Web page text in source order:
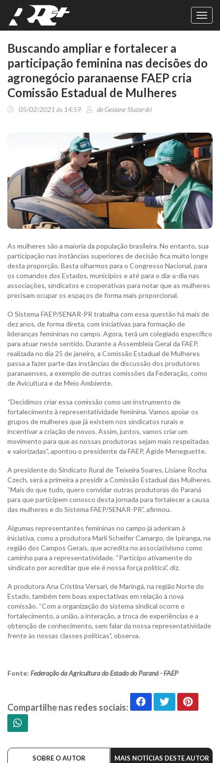
Buscando ampliar e fortalecer a
participação feminina nas decisões do
agronegócio paranaense FAEP cria
Comissão Estadual de Mulheres
05/02/2021 às 14:59 de Gesiane Sluzarski
As mulheres são a maioria da população brasileira. No entanto, sua
participação nas instâncias superiores de decisão fica muito longe
desta proporção. Basta olharmos para o Congresso Nacional, para
os comandos dos Estados, municípios e até para o dia-a-dia nas
associações, sindicatos e cooperativas para notar que as mulheres
precisam ocupar os espaços de forma mais proporcional.
O Sistema FAEP/SENAR-PR trabalha com essa questão há mais de
dez anos, de forma direta, com iniciativas para formação de
lideranças femininas no campo. Agora, terá um colegiado específico
para atuar neste sentido. Durante a Assembleia Geral da FAEP,
realizada no dia 25 de janeiro, a Comissão Estadual de Mulheres
passa a fazer parte das instâncias de discussão dos produtores
paranaenses, a exemplo de outras comissões da Federação, como
de Avicultura e de Meio Ambiente.
“Decidimos criar essa comissão como um instrumento de
fortalecimento à representatividade feminina. Vamos apoiar os
grupos de mulheres que já existem nos sindicatos rurais e
incentivar a criação de novos. Assim, juntos, vamos criar um
movimento para que as nossas produtoras sejam mais respeitadas
e valorizadas”, apontou o presidente da FAEP, Ágide Meneguette.
A presidente do Sindicato Rural de Teixeira Soares, Lisiane Rocha
Czech, será a primeira a presidir a Comissão Estadual das Mulheres.
“Mais do que tudo, quero convidar outras produtoras do Paraná
para que participem conosco desta jornada para fortalecer a causa
das mulheres e do Sistema FAEP/SENAR-PR”, afirmou.
Algumas representantes femininas no campo já aderiram à
iniciativa, como a produtora Marli Scheifer Camargo, de Ipiranga, na
região dos Campos Gerais, que acredita no associativismo como
caminho para a representatividade. “Participo ativamente do
sindicato por acreditar que ele é nossa força política”, diz.
A produtora Ana Cristina Versari, de Maringá, na região Norte do
Estado, também tem boas expectativas em relação à nova
comissão. “Com a organização do sistema sindical ocorre o
fortalecimento, a união, a interação, a troca de experiências e a
obtenção de conhecimento, sem falar da nossa representatividade
frente às nossas classes políticas”, observa.
Fonte: Federação da Agricultura do Estado do Paraná - FAEP
Compartilhe nas redes sociais:
SOBRE O AUTOR MAIS NOTÍCIAS DESTE AUTOR